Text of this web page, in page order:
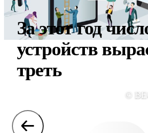
За этот год
устройств
треть
©